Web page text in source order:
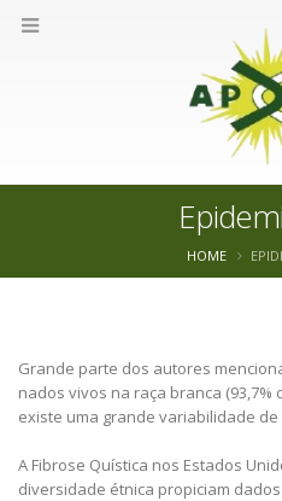
HOME
Grande parte dos autores
nados vivos na raça branca (93,7%
existe uma grande variabilidade de
A Fibrose Quística nos Estados
diversidade étnica propiciam